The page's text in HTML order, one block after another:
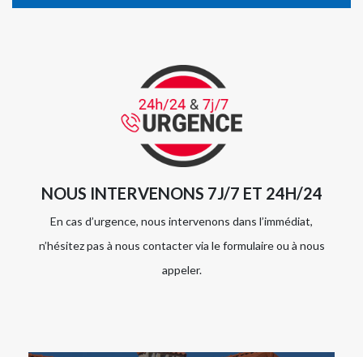
NOUS INTERVENONS 7J/7 ET 24H/24
En cas d’urgence, nous intervenons dans l’immédiat,
n’hésitez pas à nous contacter via le formulaire ou à nous
appeler.